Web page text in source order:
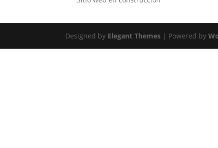
Designed by Elegant Themes | Powered by